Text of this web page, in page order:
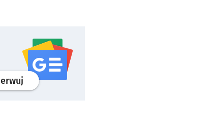
profilgoogle news